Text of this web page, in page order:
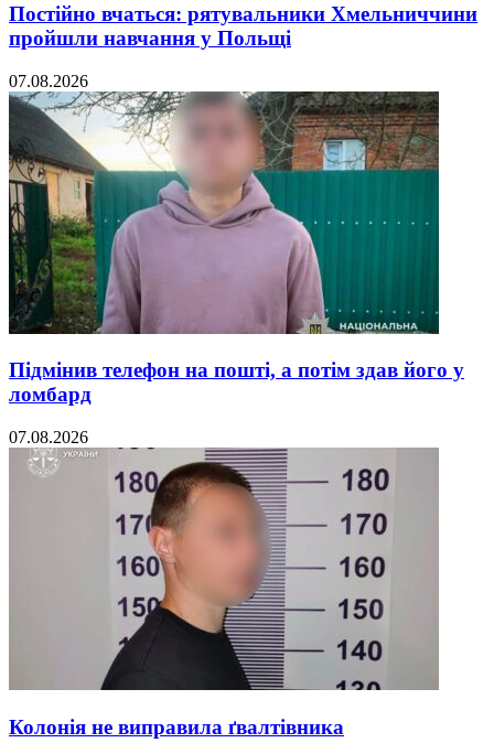
Постійно вчаться: рятувальники Хмельниччини
пройшли навчання у Польщі
07.08.2026
Підмінив телефон на пошті, а потім здав його у
ломбард
07.08.2026
Колонія не виправила ґвалтівника